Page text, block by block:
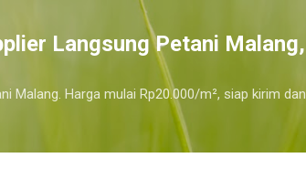
utama
Langsung Petani Malang,
Malang. Harga mulai Rp20.000/m², siap kirim dan